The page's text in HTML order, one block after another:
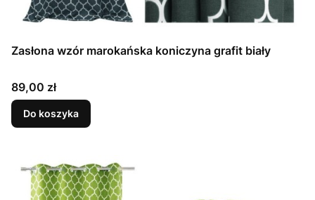
Zasłona wzór marokańska koniczyna grafit biały
Cena
89,00 zł
Do koszyka